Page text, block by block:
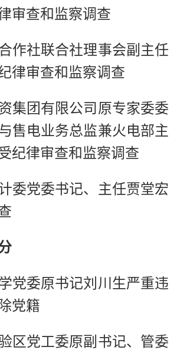
审查和监察调查
作社联合社理事会副主任
律审查和监察调查
集团有限公司原专家委委
售电业务总监兼火电部主
纪律审查和监察调查
委党委书记、主任贾堂宏
党委原书记刘川生严重违
党籍
区党工委原副书记、管委